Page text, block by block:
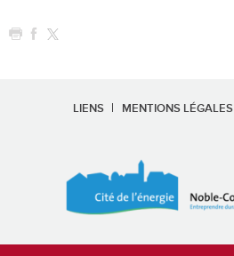
LIENS MENTIONS LÉGALES